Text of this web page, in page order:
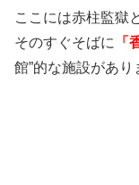
ここには赤柱監獄
そのすぐそばに
「
館”的な施設があり